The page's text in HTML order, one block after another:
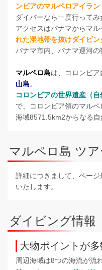
ンビアのマルペロアイラン
ダイバーなら一度行ってみ
アクセスはパナマからマル
れた湿地帯を抜けダイビン
パナマ市内、パナマ運河の
マルペロ島は、コロンビ
山島。
コロンビアの世界遺産（
で、コロンビア領のマル
海域8571.5km2からなる
マルペロ島 ツア
詳細につきまして、ペー
いたします。
ダイビング情報
大物ポイントが多
周辺海域は8つの海流が流